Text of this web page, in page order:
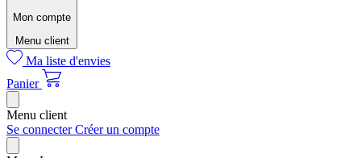
Mon compte
Menu client
Ma liste d'envies
Panier
Menu client
Se connecterCréer un compte